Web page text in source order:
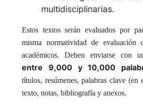
multidisciplinarias.
Estos textos serán evaluados por
misma normatividad de evaluación
académicos. Deben enviarse con
entre 9,000 y 10,000
títulos, resúmenes, palabras clave (en
texto, notas, bibliografía y anexos.